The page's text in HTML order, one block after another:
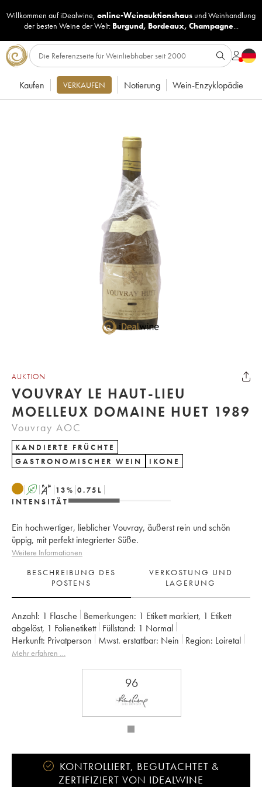
Willkommen auf iDealwine, online-Weinauktionshaus undWeinhandlung
der besten Weine der Welt: Burgund, Bordeaux, Champagne...
Kaufen VERKAUFEN Notierung Wein-Enzyklopädie
AUKTION
VOUVRAY LE HAUT-LIEU
MOELLEUX DOMAINE HUET 1989
Vouvray AOC
KANDIERTE FRÜCHTE
GASTRONOMISCHER WEIN
IKONE
A S 13% 0.75 L
INTENSITÄT
Ein hochwertiger, lieblicher Vouvray, äußerst rein und schön
üppig, mit perfekt integrierter Süße.
Weitere Informationen
BESCHREIBUNG DES
POSTENS
VERKOSTUNG UND
LAGERUNG
Anzahl: 1 Flasche Bemerkungen: 1 Etikett markiert, 1 Etikett
abgelöst, 1 Folienetikett Füllstand: 1 Normal
Herkunft:
privatperson Mwst. erstattbar: nein Region: Loiretal
Appellation:
Vouvray
Mehr erfahren …
96
KONTROLLIERT, BEGUTACHTET &
ZERTIFIZIERT VON IDEALWINE